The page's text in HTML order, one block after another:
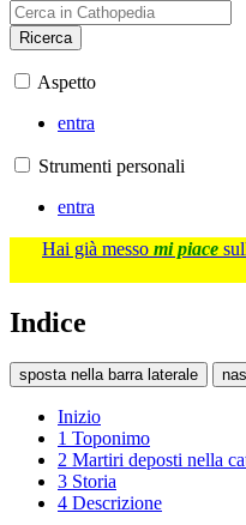
Ricerca
Aspetto
entra
Strumenti personali
entra
Hai già messo mi piace
Indice
sposta nella barra laterale
Inizio
1 Toponimo
2 Martiri deposti nella
3 Storia
4 Descrizione